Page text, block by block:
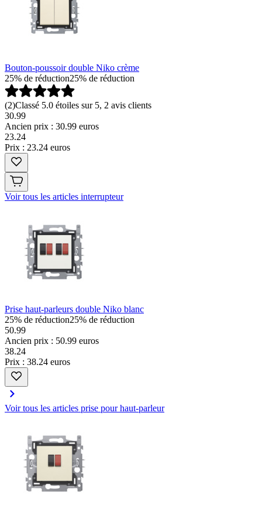
Bouton-poussoir double Niko crème
25% de réduction25% de réduction
(2)Classé 5.0 étoiles sur 5, 2 avis clients
30.99
Ancien prix : 30.99 euros
23.24
Prix : 23.24 euros
Voir tous les articles interrupteur
Prise haut-parleurs double Niko blanc
25% de réduction25% de réduction
50.99
Ancien prix : 50.99 euros
38.24
Prix : 38.24 euros
Voir tous les articles prise pour haut-parleur